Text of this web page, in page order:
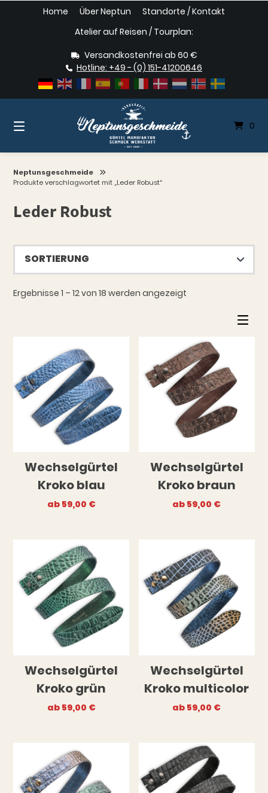
Home Über Neptun
Standorte / Kontakt
Atelier auf Reisen / Tourplan:
Versandkostenfrei ab 60 €
Hotline: +49 - (0) 151-41200646
0
Neptunsgeschmeide
Produkte verschlagwortet mit „Leder Robust“
Leder Robust
Ergebnisse 1 – 12 von 18 werden angezeigt
Wechselgürtel
Kroko blau
ab 59,00 €
Wechselgürtel
Kroko braun
ab 59,00 €
Wechselgürtel
Kroko grün
ab 59,00 €
Wechselgürtel
Kroko multicolor
ab 59,00 €